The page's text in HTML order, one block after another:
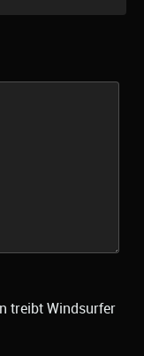
treibt Windsurfer